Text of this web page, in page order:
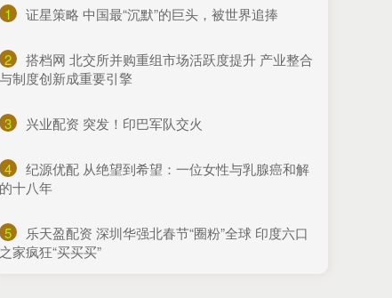
1 ​证星策略 中国最“沉默”的巨头，被世界追捧
2
​搭档网 北交所并购重组市场活跃度提升 产业整合
与制度创新成重要引擎
3 ​兴业配资 突发！印巴军队交火
4
​纪源优配 从绝望到希望：一位女性与乳腺癌和解
的十八年
5
​乐天盈配资 深圳华强北春节“圈粉”全球 印度六口
之家疯狂“买买买”